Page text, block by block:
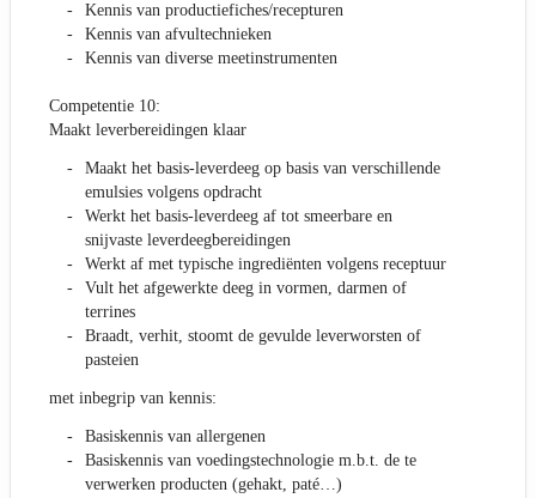
Kennis van productiefiches/recepturen
Kennis van afvultechnieken
Kennis van diverse meetinstrumenten
Competentie 10:
Maakt leverbereidingen klaar
Maakt het basis-leverdeeg op basis van verschillende
emulsies volgens opdracht
Werkt het basis-leverdeeg af tot smeerbare en
snijvaste leverdeegbereidingen
Werkt af met typische ingrediënten volgens receptuur
Vult het afgewerkte deeg in vormen, darmen of
terrines
Braadt, verhit, stoomt de gevulde leverworsten of
pasteien
met inbegrip van kennis:
Basiskennis van allergenen
Basiskennis van voedingstechnologie m.b.t. de te
verwerken producten (gehakt, paté…)